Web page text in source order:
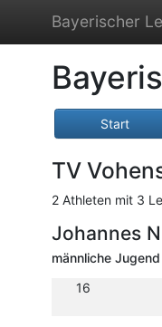
Bayerischer
Start
TV
2 Athleten mit 3
Johannes
männliche
16